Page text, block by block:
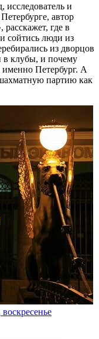
исследователь и
автор
где в
сойтись люди из
из дворцов
в клубы, и почему
Петербург. А
партию как
воскресенье